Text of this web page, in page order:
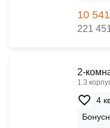
10
221
2-
1.3
4